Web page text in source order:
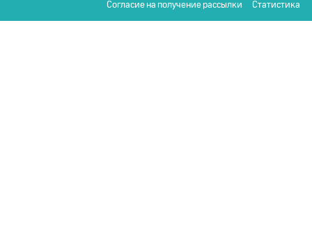
Согласие на получение рассылки
Статистика